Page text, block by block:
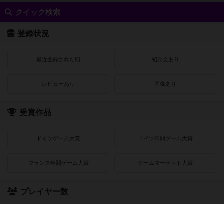
クイック検索
登録状況
最近登録された順 紹介文あり
レビューあり 画像あり
受賞作品
ドイツゲーム大賞 ドイツ年間ゲーム大賞
フランス年間ゲーム大賞 ゲームマーケット大賞
プレイヤー数